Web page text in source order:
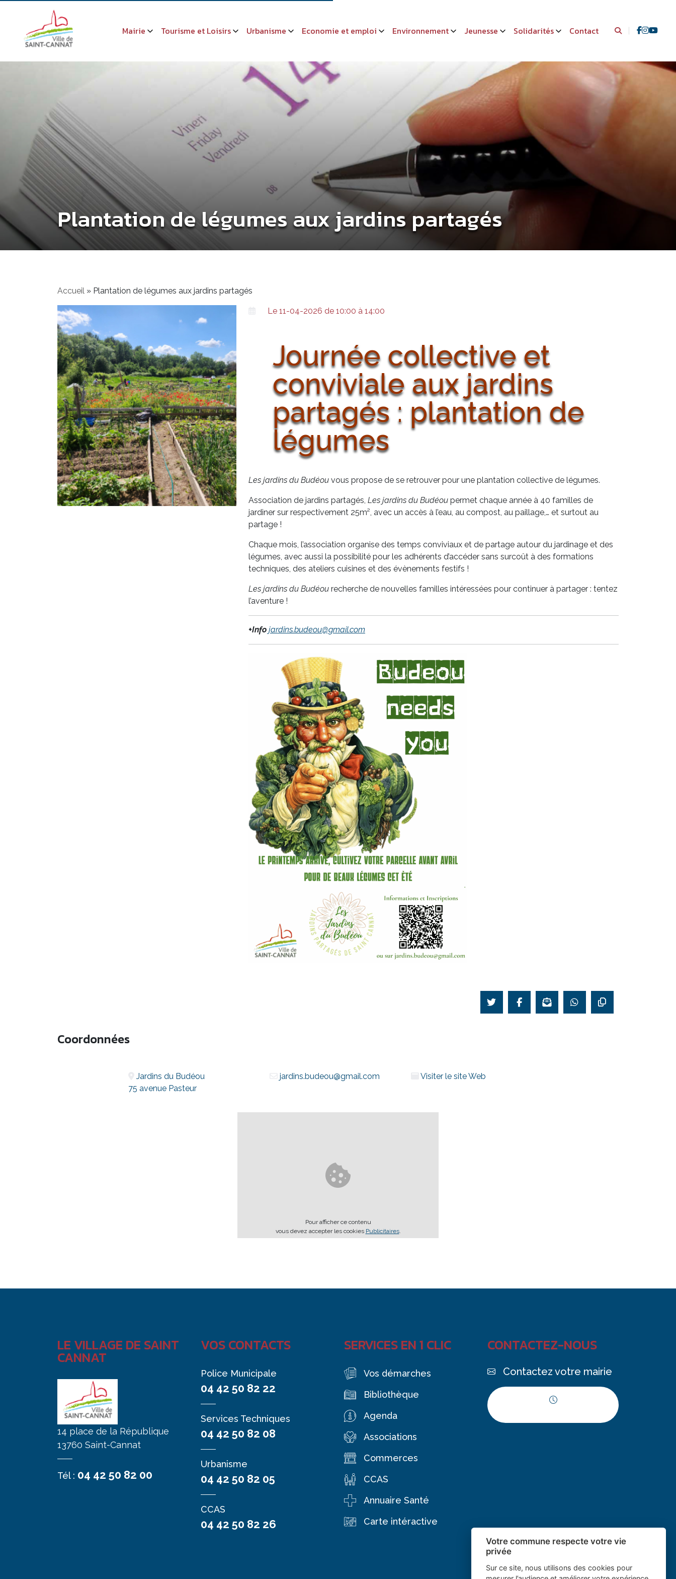
Mairie Tourisme et Loisirs Urbanisme Economie et emploi Environnement Jeunesse Solidarités Contact
Plantation de légumes aux jardins partagés
Accueil » Plantation de légumes aux jardins partagés
Le 11-04-2026 de 10:00 à 14:00
Journée collective et
conviviale aux jardins
partagés : plantation de
légumes
Les jardins du Budéouvous propose de se retrouver pour une plantation collective de légumes.
Association de jardins partagés, Les jardins du Budéoupermet chaque année à 40 familles de
jardiner sur respectivement 25m², avec un accès à l’eau, au compost, au paillage,… et surtout au
partage !
Chaque mois, l’association organise des temps conviviaux et de partage autour du jardinage et des
légumes, avec aussi la possibilité pour les adhérents d’accéder sans surcoût à des formations
techniques, des ateliers cuisines et des évènements festifs !
Les jardins du Budéourecherche de nouvelles familles intéressées pour continuer à partager : tentez
l’aventure !
+Info jardins.budeou@gmail.com
Coordonnées
Jardins du Budéou
75 avenue Pasteur
jardins.budeou@gmail.com Visiter le site Web
Pour afficher ce contenu
vous devez accepter les cookies Publicitaires.
LE VILLAGE DE SAINT
CANNAT
14 place de la République
13760 Saint-Cannat
Tél : 04 42 50 82 00
VOS CONTACTS
Police Municipale
04 42 50 82 22
Services Techniques
04 42 50 82 08
Urbanisme
04 42 50 82 05
CCAS
04 42 50 82 26
SERVICES EN 1 CLIC
Vos démarches
Bibliothèque
Agenda
Associations
Commerces
CCAS
Annuaire Santé
Carte intéractive
CONTACTEZ-NOUS
Contactez votre mairie
Votre commune respecte votre vie
privée
Sur ce site, nous utilisons des cookies pour